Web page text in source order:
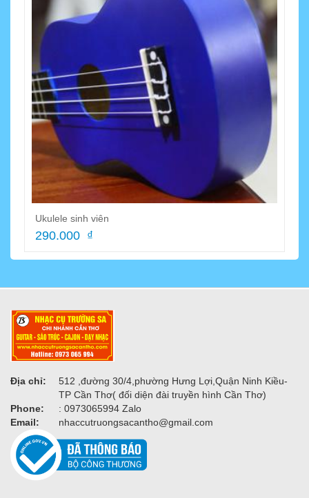
Ukulele sinh viên
290.000 ₫
Địa chỉ:
512 ,đường 30/4,phường Hưng Lợi,Quận Ninh Kiều-
TP Cần Thơ( đối diện đài truyền hình Cần Thơ)
Phone:
: 0973065994 Zalo
Email:
nhaccutruongsacantho@gmail.com